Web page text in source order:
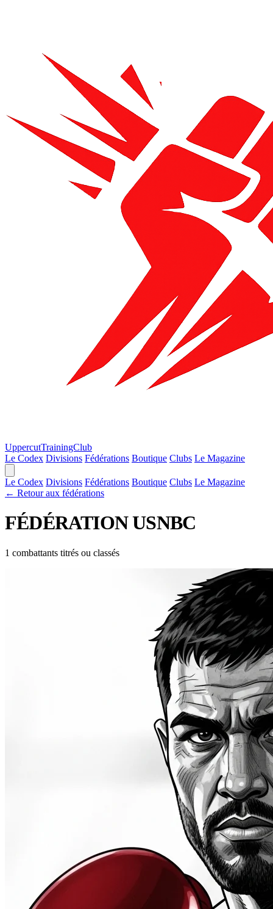
UppercutTrainingClub
Le Codex Divisions Fédérations Boutique Clubs Le Magazine
Le Codex Divisions Fédérations Boutique Clubs Le Magazine
← Retour aux fédérations
FÉDÉRATIONUSNBC
1 combattants titrés ou classés